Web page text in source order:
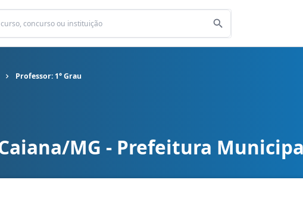
Professor: 1° Grau
Professor: 1° GrauMG - Prefeitura